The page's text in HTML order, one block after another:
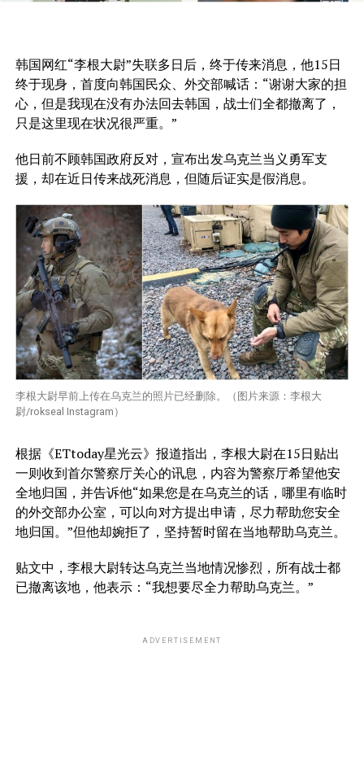
韩国网红“李根大尉”失联多日后，终于传来消息，他15日
终于现身，首度向韩国民众、外交部喊话：“谢谢大家的担
心，但是我现在没有办法回去韩国，战士们全都撤离了，
只是这里现在状况很严重。”
他日前不顾韩国政府反对，宣布出发乌克兰当义勇军支
援，却在近日传来战死消息，但随后证实是假消息。
李根大尉早前上传在乌克兰的照片已经删除。（图片来源：李根大
尉/rokseal Instagram）
根据《ETtoday星光云》报道指出，李根大尉在15日贴出
一则收到首尔警察厅关心的讯息，内容为警察厅希望他安
全地归国，并告诉他“如果您是在乌克兰的话，哪里有临时
的外交部办公室，可以向对方提出申请，尽力帮助您安全
地归国。”但他却婉拒了，坚持暂时留在当地帮助乌克兰。
贴文中，李根大尉转达乌克兰当地情况惨烈，所有战士都
已撤离该地，他表示：“我想要尽全力帮助乌克兰。”
ADVERTISEMENT